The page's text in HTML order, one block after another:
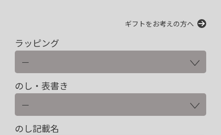
ギフトをお考えの方へ
ラッピング
のし・表書き
のし記載名